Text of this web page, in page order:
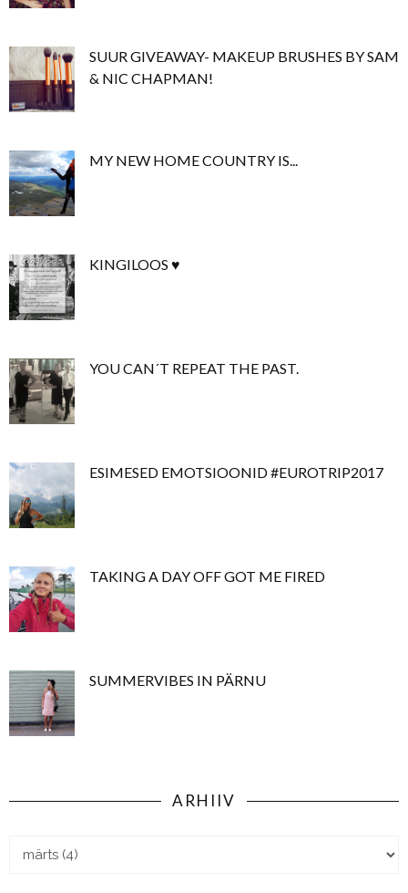
SUUR GIVEAWAY- MAKEUP BRUSHES BY SAM
& NIC CHAPMAN!
MY NEW HOME COUNTRY IS...
KINGILOOS ♥
YOU CAN´T REPEAT THE PAST.
ESIMESED EMOTSIOONID #EUROTRIP2017
TAKING A DAY OFF GOT ME FIRED
SUMMERVIBES IN PÄRNU
ARHIIV